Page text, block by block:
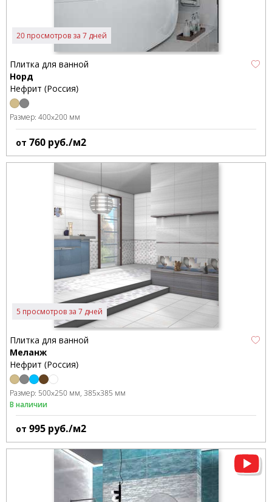
20 просмотров за 7 дней
Плитка для ванной
Норд
Нефрит (Россия)
Размер: 400x200 мм
от 760 руб./м2
5 просмотров за 7 дней
Плитка для ванной
Меланж
Нефрит (Россия)
Размер: 500x250 мм 385x385 мм
В наличии
от 995 руб./м2